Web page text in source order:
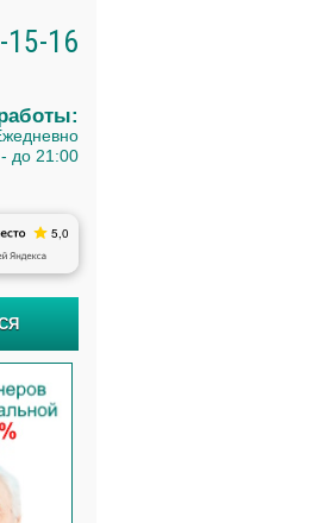
15-16
до 21:00